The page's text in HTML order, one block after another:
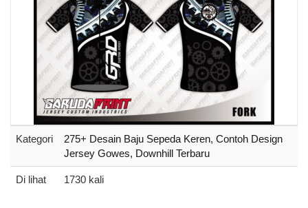
Kategori
275+ Desain Baju Sepeda Keren, Contoh Design
Jersey Gowes, Downhill Terbaru
Di lihat 1730 kali